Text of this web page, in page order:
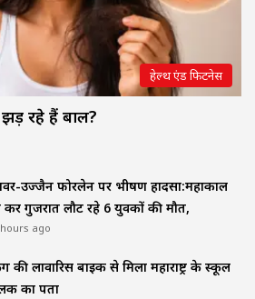
हेल्थ एंड फिटनेस
रहे हैं बाल?
उज्जैन फोरलेन पर भीषण हादसा:महाकाल
कर गुजरात लौट रहे 6 युवकों की मौत,
hours ago
की लावारिस बाइक से मिला महाराष्ट्र के स्कूल
का पता